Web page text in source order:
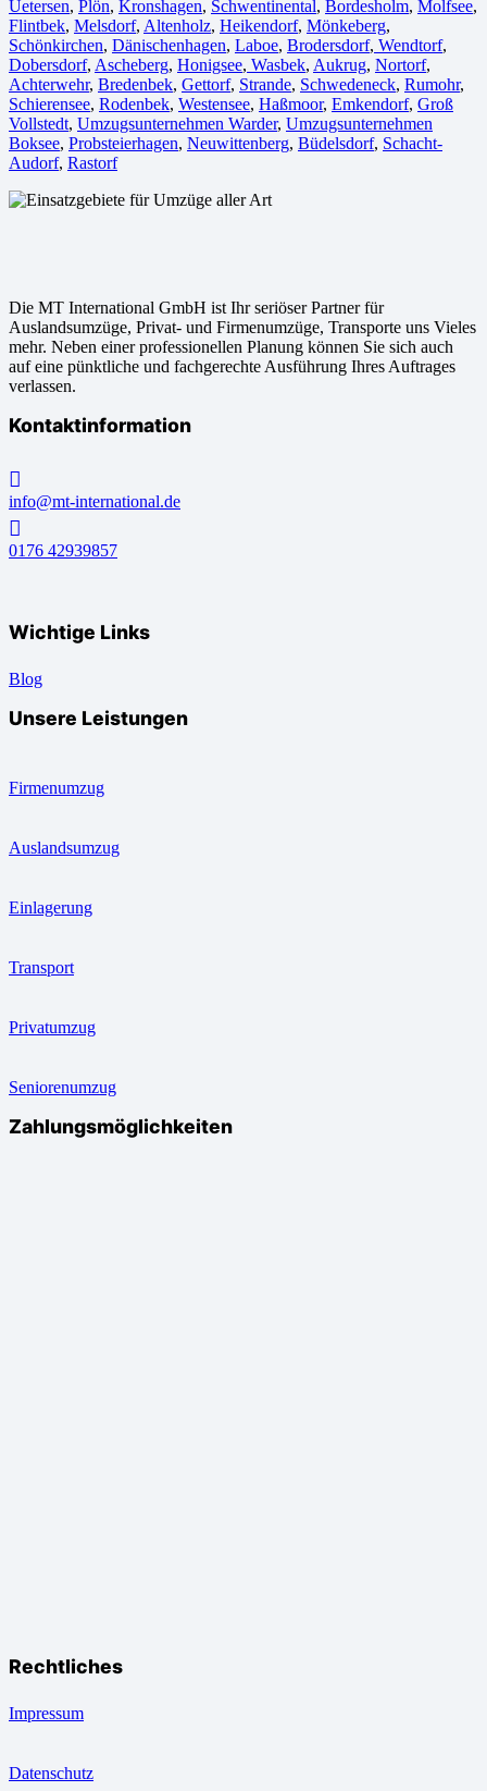
Uetersen, Plön, Kronshagen, Schwentinental, Bordesholm, Molfsee,
Flintbek, Melsdorf, Altenholz, Heikendorf, Mönkeberg,
Schönkirchen, Dänischenhagen, Laboe, Brodersdorf, Wendtorf,
Dobersdorf, Ascheberg, Honigsee, Wasbek, Aukrug, Nortorf,
Achterwehr, Bredenbek, Gettorf, Strande, Schwedeneck, Rumohr,
Schierensee, Rodenbek, Westensee, Haßmoor, Emkendorf, Groß
Vollstedt, Umzugsunternehmen Warder, Umzugsunternehmen
Boksee, Probsteierhagen, Neuwittenberg, Büdelsdorf, Schacht-
Audorf, Rastorf
Die MT International GmbH ist Ihr seriöser Partner für
Auslandsumzüge, Privat- und Firmenumzüge, Transporte uns Vieles
mehr. Neben einer professionellen Planung können Sie sich auch
auf eine pünktliche und fachgerechte Ausführung Ihres Auftrages
verlassen.
Kontaktinformation
info@mt-international.de
0176 42939857
Wichtige Links
Blog
Unsere Leistungen
Firmenumzug
Auslandsumzug
Einlagerung
Transport
Privatumzug
Seniorenumzug
Zahlungsmöglichkeiten
Rechtliches
Impressum
Datenschutz